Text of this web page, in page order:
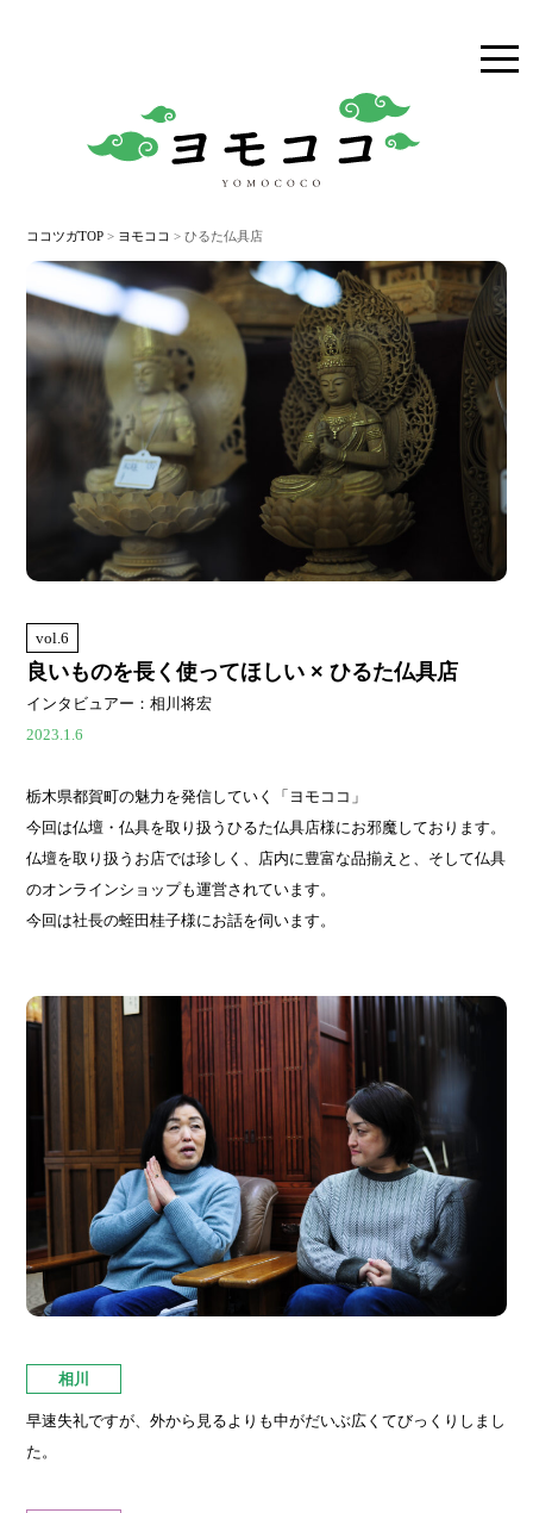
ココツガTOP > ヨモココ > ひるた仏具店
vol.6
良いものを長く使ってほしい × ひるた仏具店
インタビュアー：相川将宏
2023.1.6
栃木県都賀町の魅力を発信していく「ヨモココ」
今回は仏壇・仏具を取り扱うひるた仏具店様にお邪魔しております。
仏壇を取り扱うお店では珍しく、店内に豊富な品揃えと、そして仏具
のオンラインショップも運営されています。
今回は社長の蛭田桂子様にお話を伺います。
相川
早速失礼ですが、外から見るよりも中がだいぶ広くてびっくりしまし
た。